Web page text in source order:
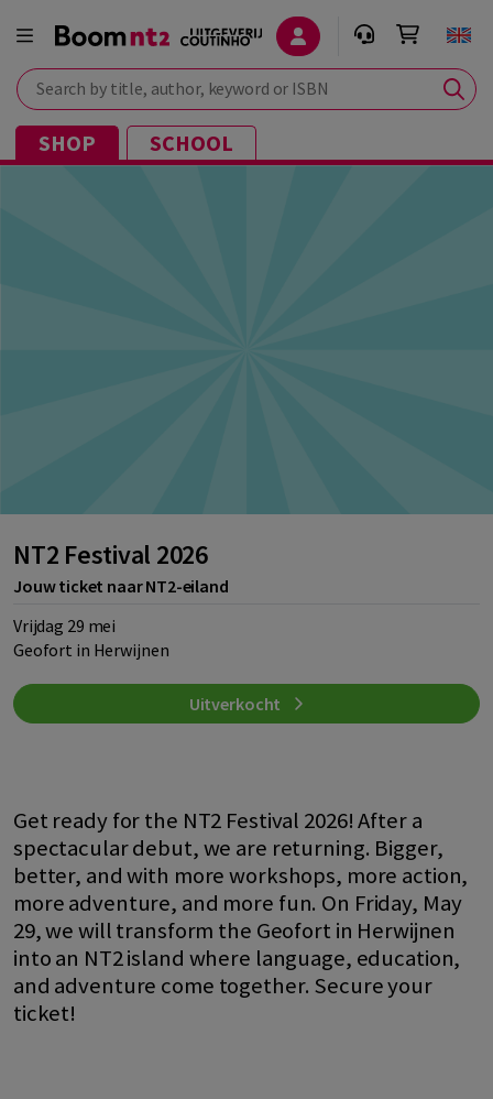
Search by title, author, keyword or ISBN
SHOP SCHOOL
NT2 Festival 2026
Jouw ticket naar NT2-eiland
Vrijdag 29 mei
Geofort in Herwijnen
Uitverkocht
Get ready for the NT2 Festival 2026! After a
spectacular debut, we are returning. Bigger,
better, and with more workshops, more action,
more adventure, and more fun. On Friday, May
29, we will transform the Geofort in Herwijnen
into an NT2 island where language, education,
and adventure come together. Secure your
ticket!